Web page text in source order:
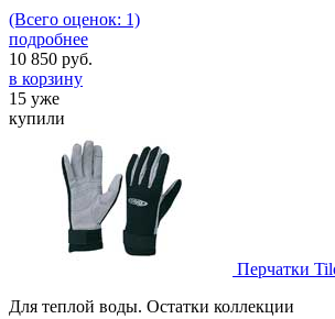
(Всего оценок: 1)
подробнее
10 850 руб.
в корзину
15 уже
купили
Перчатки
Для теплой воды. Остатки коллекции